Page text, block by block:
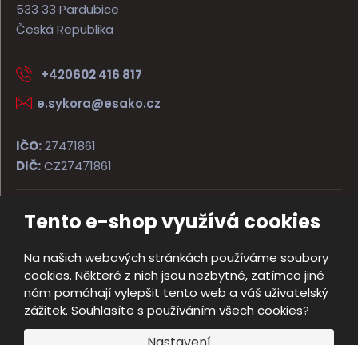
Tento e-shop využívá cookies
Na našich webových stránkách používáme soubory
cookies. Některé z nich jsou nezbytné, zatímco jiné
nám pomáhají vylepšit tento web a váš uživatelský
zážitek. Souhlasíte s používáním všech cookies?
533 33 Pardubice
Česká Republika
+420602 416 817
e.sykora@esako.cz
IČO:27471861
DIČ:CZ27471861
© 2026, ESAKO SÝKORA ARMS s.r.o.
Mapa stránek
Vyrobila
B